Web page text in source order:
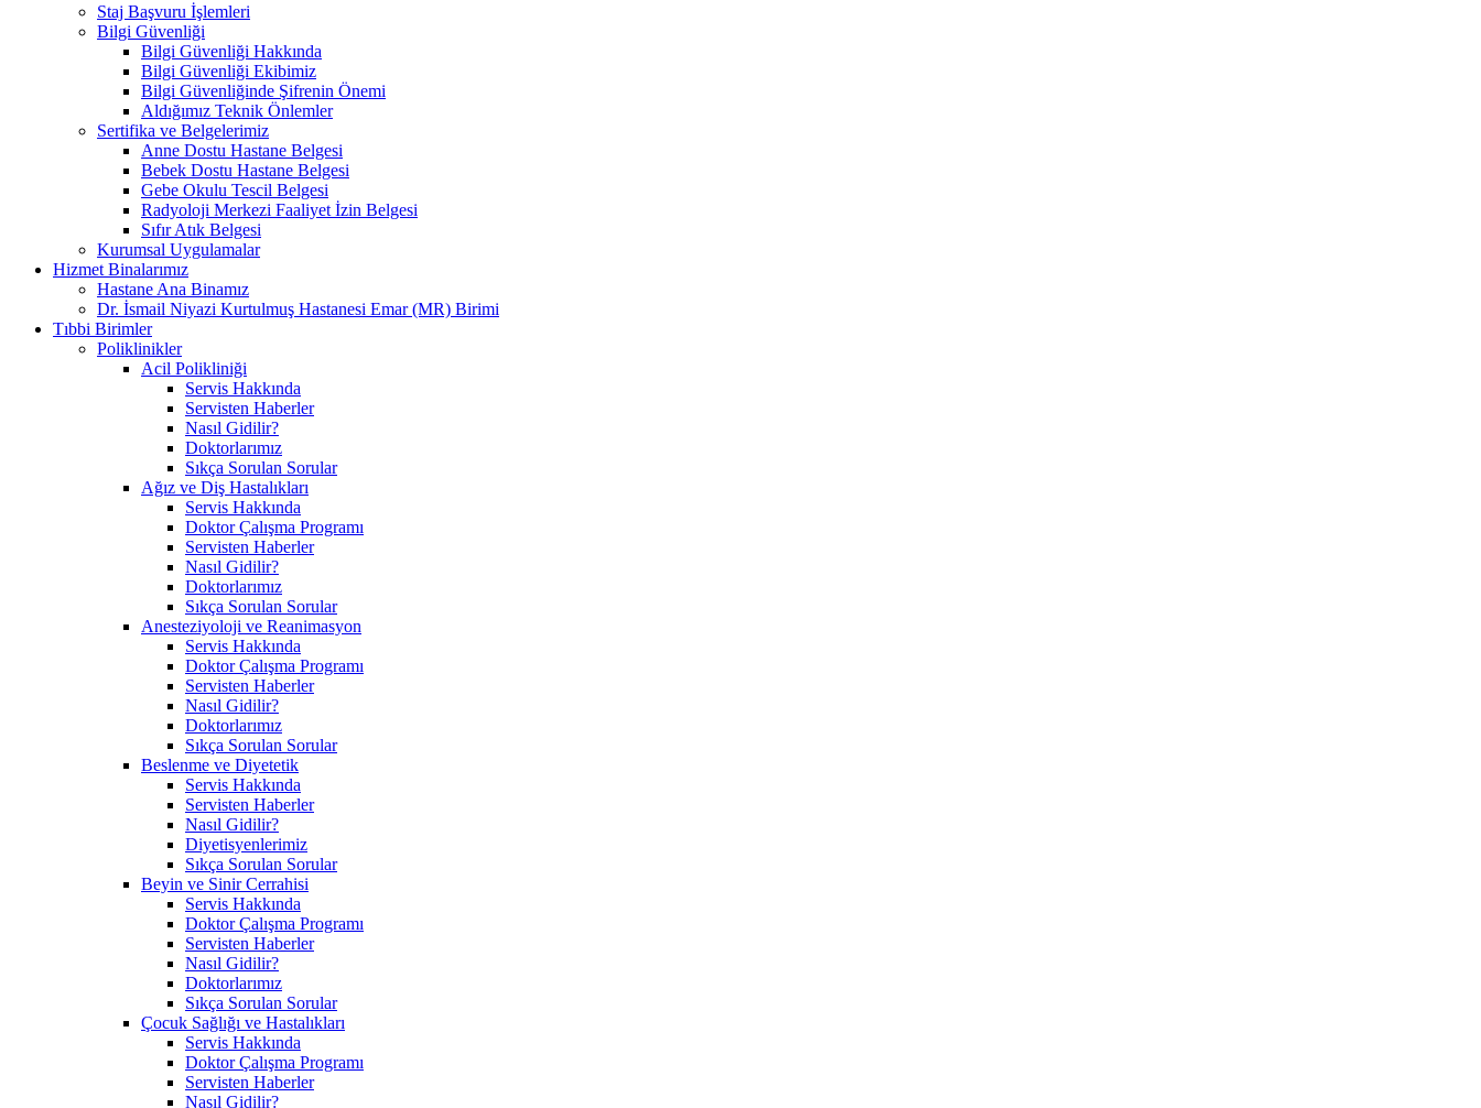
Staj Başvuru İşlemleri
Bilgi Güvenliği
Bilgi Güvenliği Hakkında
Bilgi Güvenliği Ekibimiz
Bilgi Güvenliğinde Şifrenin Önemi
Aldığımız Teknik Önlemler
Sertifika ve Belgelerimiz
Anne Dostu Hastane Belgesi
Bebek Dostu Hastane Belgesi
Gebe Okulu Tescil Belgesi
Radyoloji Merkezi Faaliyet İzin Belgesi
Sıfır Atık Belgesi
Kurumsal Uygulamalar
Hizmet Binalarımız
Hastane Ana Binamız
Dr. İsmail Niyazi Kurtulmuş Hastanesi Emar (MR) Birimi
Tıbbi Birimler
Poliklinikler
Acil Polikliniği
Servis Hakkında
Servisten Haberler
Nasıl Gidilir?
Doktorlarımız
Sıkça Sorulan Sorular
Ağız ve Diş Hastalıkları
Servis Hakkında
Doktor Çalışma Programı
Servisten Haberler
Nasıl Gidilir?
Doktorlarımız
Sıkça Sorulan Sorular
Anesteziyoloji ve Reanimasyon
Servis Hakkında
Doktor Çalışma Programı
Servisten Haberler
Nasıl Gidilir?
Doktorlarımız
Sıkça Sorulan Sorular
Beslenme ve Diyetetik
Servis Hakkında
Servisten Haberler
Nasıl Gidilir?
Diyetisyenlerimiz
Sıkça Sorulan Sorular
Beyin ve Sinir Cerrahisi
Servis Hakkında
Doktor Çalışma Programı
Servisten Haberler
Nasıl Gidilir?
Doktorlarımız
Sıkça Sorulan Sorular
Çocuk Sağlığı ve Hastalıkları
Servis Hakkında
Doktor Çalışma Programı
Servisten Haberler
Nasıl Gidilir?